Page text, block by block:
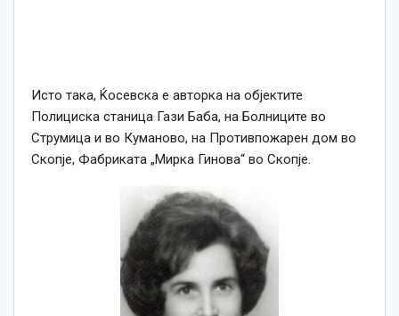
Исто така, Ќосевска е авторка на објектите
Полициска станица Гази Баба, на Болниците во
Струмица и во Куманово, на Противпожарен дом во
Скопје, Фабриката „Мирка Гинова“ во Скопје.